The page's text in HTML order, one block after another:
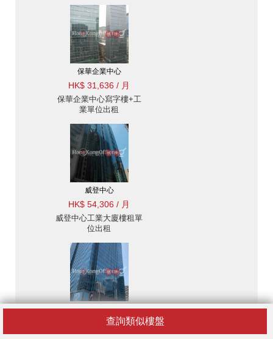
查詢類似樓盤
保華企業中心
HK$ 31,636 / 月
保華企業中心寫字樓+工
業單位出租
威登中心
HK$ 54,306 / 月
威登中心工業大廈樓租單
位出租
偉業街180號
HK$ 93,390 / 月
偉業街180號工業大廈樓